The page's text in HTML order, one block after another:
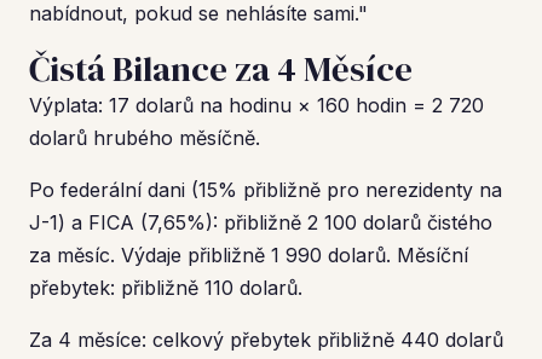
nabídnout, pokud se nehlásíte sami."
Čistá Bilance za 4 Měsíce
Výplata: 17 dolarů na hodinu × 160 hodin = 2 720
dolarů hrubého měsíčně.
Po federální dani (15% přibližně pro nerezidenty na
J-1) a FICA (7,65%): přibližně 2 100 dolarů čistého
za měsíc. Výdaje přibližně 1 990 dolarů. Měsíční
přebytek: přibližně 110 dolarů.
Za 4 měsíce: celkový přebytek přibližně 440 dolarů